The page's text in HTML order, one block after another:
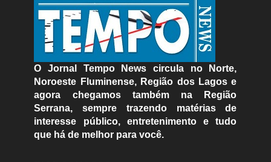
O Jornal Tempo News circula no Norte,
Noroeste Fluminense, Região dos Lagos e
agora chegamos também na Região
Serrana, sempre trazendo matérias de
interesse público, entretenimento e tudo
que há de melhor para você.